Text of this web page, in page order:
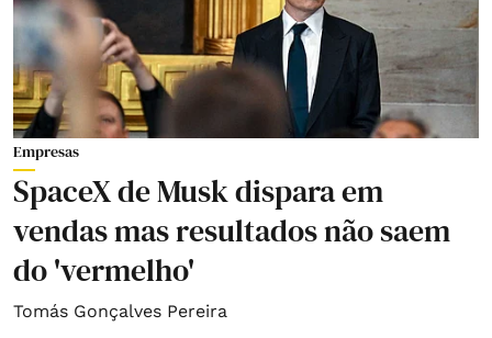
Empresas
SpaceX de Musk dispara em
vendas mas resultados não saem
do 'vermelho'
Tomás Gonçalves Pereira